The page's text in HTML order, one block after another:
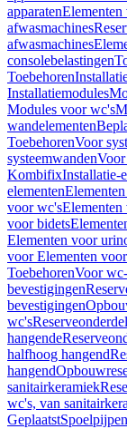
apparatenElementen
afwasmachines
afwasmachines
consolebelastingen
Toebehoren
Installatiemodules
Modules voor wc's
wandelementen
ToebehorenVoor
systeemwandenVoor
KombifixInstallatie-
elementen
voor wc'sElementen
voor bidets
Elementen voor
voor Elementen
ToebehorenVoor
bevestigingen
bevestigingen
wc's
hangende
halfhoog hangend
hangend
sanitairkeramiek
wc's, van
Geplaatst